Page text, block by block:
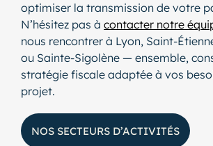
optimiser la transmission de votre
N’hésitez pas à contacter notre
nous rencontrer à Lyon, Saint-
ou Sainte-Sigolène — ensemble,
stratégie fiscale adaptée à vos
projet.
NOS SECTEURS D’ACTIVITÉS